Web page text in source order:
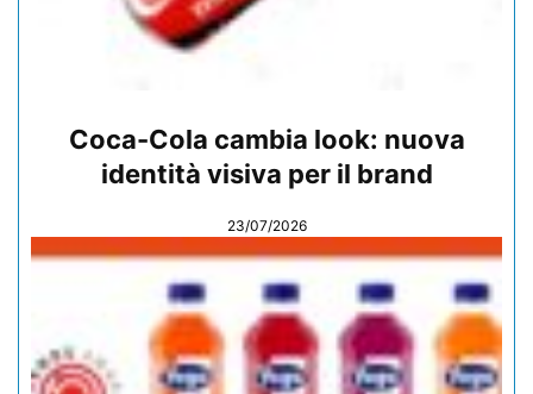
Coca-Cola cambia look: nuova
identità visiva per il brand
23/07/2026